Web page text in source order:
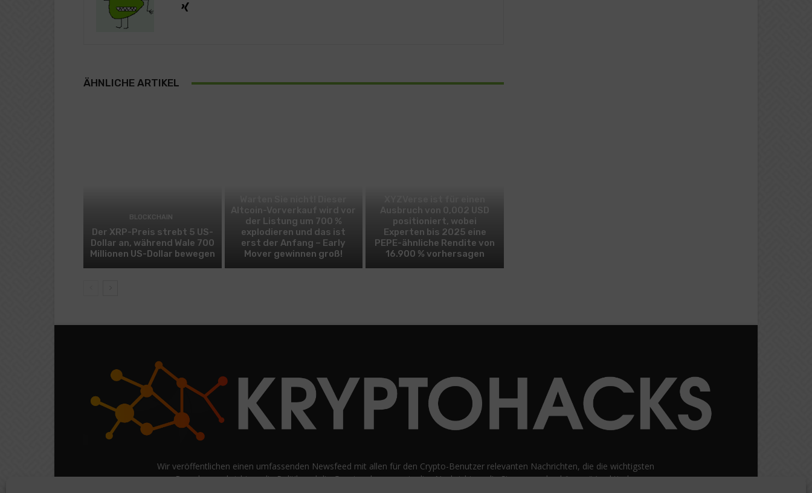
ÄHNLICHE ARTIKEL
BLOCKCHAIN
Der XRP-Preis strebt 5 US-
Dollar an, während Wale 700
Millionen US-Dollar bewegen
Altcoin-Vorverkauf wird vor
der Listung um 700 %
explodieren und das ist
erst der Anfang – Early
Mover gewinnen groß!
Ausbruch von 0,002 USD
positioniert, wobei
Experten bis 2025 eine
PEPE-ähnliche Rendite von
16.900 % vorhersagen
Wir veröffentlichen einen umfassenden Newsfeed mit allen für den Crypto-Benutzer relevanten Nachrichten, die die wichtigsten
Branchennachrichten, die Politik und die Gesetzgebung sowie die „Nachrichten, die Sie verwenden können“ (praktische